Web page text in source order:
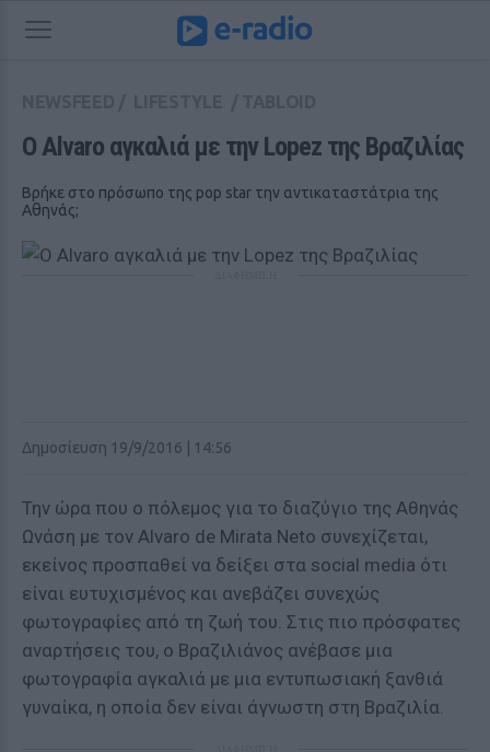
Ο Alvaro αγκαλιά με την Lopez της Βραζιλίας
Βρήκε στο πρόσωπο της pop star την αντικαταστάτρια της
Αθηνάς;
Δημοσίευση 19/9/2016 | 14:56
Την ώρα που ο πόλεμος για το διαζύγιο της Αθηνάς
Ωνάση με τον Alvaro de Mirata Neto συνεχίζεται,
εκείνος προσπαθεί να δείξει στα social media ότι
είναι ευτυχισμένος και ανεβάζει συνεχώς
φωτογραφίες από τη ζωή του. Στις πιο πρόσφατες
αναρτήσεις του, ο Βραζιλιάνος ανέβασε μια
φωτογραφία αγκαλιά με μια εντυπωσιακή ξανθιά
γυναίκα, η οποία δεν είναι άγνωστη στη Βραζιλία.